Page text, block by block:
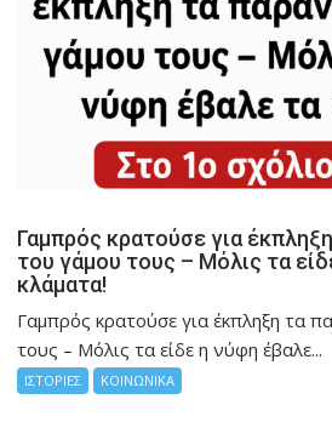
Γαμπρός κρατούσε για
του γάμου τους – Μόλις τα
κλάματα!
Γαμπρός κρατούσε για έκπληξη τα
τους – Μόλις τα είδε η νύφη έβαλε...
ΙΣΤΟΡΙΕΣ ΚΟΙΝΩΝΙΚΑ